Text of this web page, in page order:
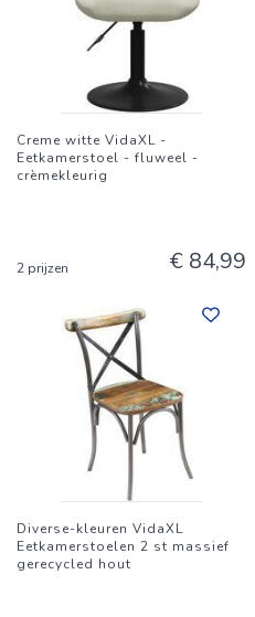
Creme witte VidaXL -
Eetkamerstoel - fluweel -
crèmekleurig
2 prijzen € 84,99
Diverse-kleuren VidaXL
Eetkamerstoelen 2 st massief
gerecycled hout